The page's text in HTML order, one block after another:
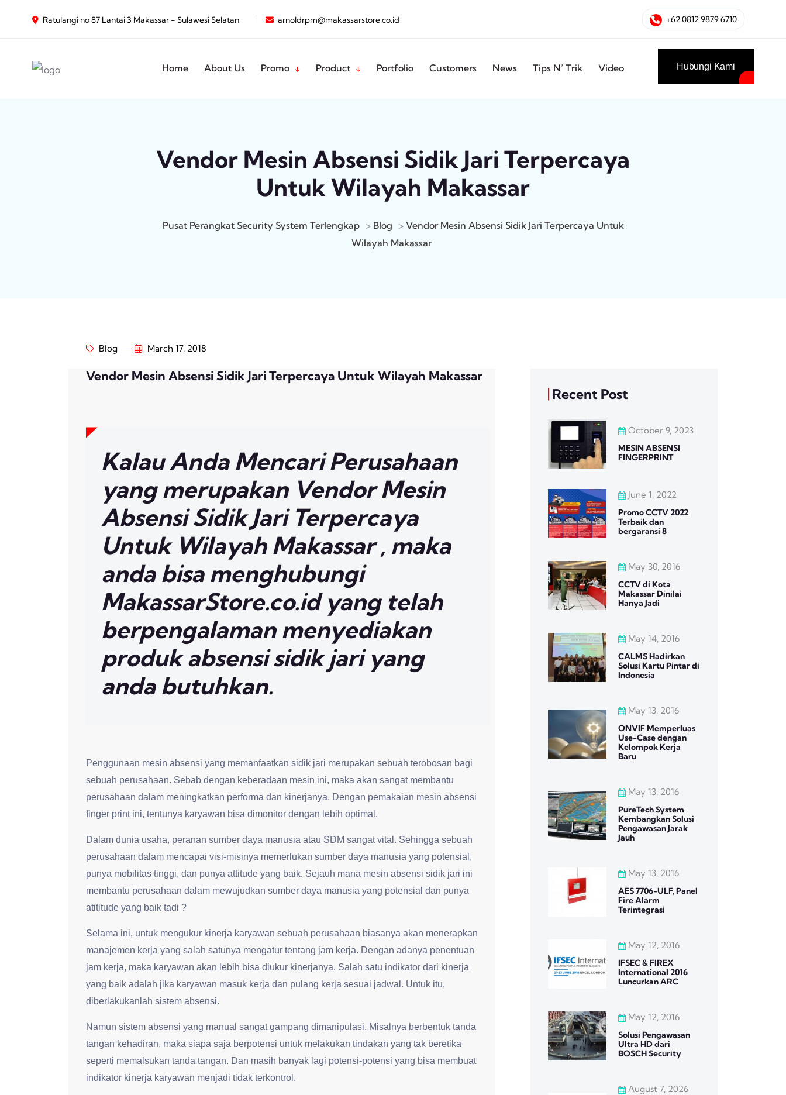
Ratulangi no 87 Lantai 3 Makassar - Sulawesi Selatan arnoldrpm@makassarstore.co.id +62 0812 9879 6710
Home About Us Promo Product Portfolio Customers News Tips N’ Trik Video Hubungi Kami
Vendor Mesin Absensi Sidik Jari Terpercaya
Untuk Wilayah Makassar
Pusat Perangkat Security System Terlengkap > Blog > Vendor Mesin Absensi Sidik Jari Terpercaya Untuk
Wilayah Makassar
Blog March 17, 2018
Vendor Mesin Absensi Sidik Jari Terpercaya Untuk Wilayah Makassar
Kalau Anda Mencari Perusahaan
yang merupakan Vendor Mesin
Absensi Sidik Jari Terpercaya
Untuk Wilayah Makassar , maka
anda bisa menghubungi
MakassarStore.co.id yang telah
berpengalaman menyediakan
produk absensi sidik jari yang
anda butuhkan.
Penggunaan mesin absensi yang memanfaatkan sidik jari merupakan sebuah terobosan bagi
sebuah perusahaan. Sebab dengan keberadaan mesin ini, maka akan sangat membantu
perusahaan dalam meningkatkan performa dan kinerjanya. Dengan pemakaian mesin absensi
finger print ini, tentunya karyawan bisa dimonitor dengan lebih optimal.
Dalam dunia usaha, peranan sumber daya manusia atau SDM sangat vital. Sehingga sebuah
perusahaan dalam mencapai visi-misinya memerlukan sumber daya manusia yang potensial,
punya mobilitas tinggi, dan punya attitude yang baik. Sejauh mana mesin absensi sidik jari ini
membantu perusahaan dalam mewujudkan sumber daya manusia yang potensial dan punya
atititude yang baik tadi ?
Selama ini, untuk mengukur kinerja karyawan sebuah perusahaan biasanya akan menerapkan
manajemen kerja yang salah satunya mengatur tentang jam kerja. Dengan adanya penentuan
jam kerja, maka karyawan akan lebih bisa diukur kinerjanya. Salah satu indikator dari kinerja
yang baik adalah jika karyawan masuk kerja dan pulang kerja sesuai jadwal. Untuk itu,
diberlakukanlah sistem absensi.
Namun sistem absensi yang manual sangat gampang dimanipulasi. Misalnya berbentuk tanda
tangan kehadiran, maka siapa saja berpotensi untuk melakukan tindakan yang tak beretika
seperti memalsukan tanda tangan. Dan masih banyak lagi potensi-potensi yang bisa membuat
indikator kinerja karyawan menjadi tidak terkontrol.
Recent Post
October 9, 2023
MESIN ABSENSI
FINGERPRINT
June 1, 2022
Promo CCTV 2022
Terbaik dan
bergaransi 8
May 30, 2016
CCTV di Kota
Makassar Dinilai
Hanya Jadi
May 14, 2016
CALMS Hadirkan
Solusi Kartu Pintar di
Indonesia
May 13, 2016
ONVIF Memperluas
Use-Case dengan
Kelompok Kerja
Baru
May 13, 2016
PureTech System
Kembangkan Solusi
Pengawasan Jarak
Jauh
May 13, 2016
AES 7706-ULF, Panel
Fire Alarm
Terintegrasi
May 12, 2016
IFSEC & FIREX
International 2016
Luncurkan ARC
May 12, 2016
Solusi Pengawasan
Ultra HD dari
BOSCH Security
August 7, 2026